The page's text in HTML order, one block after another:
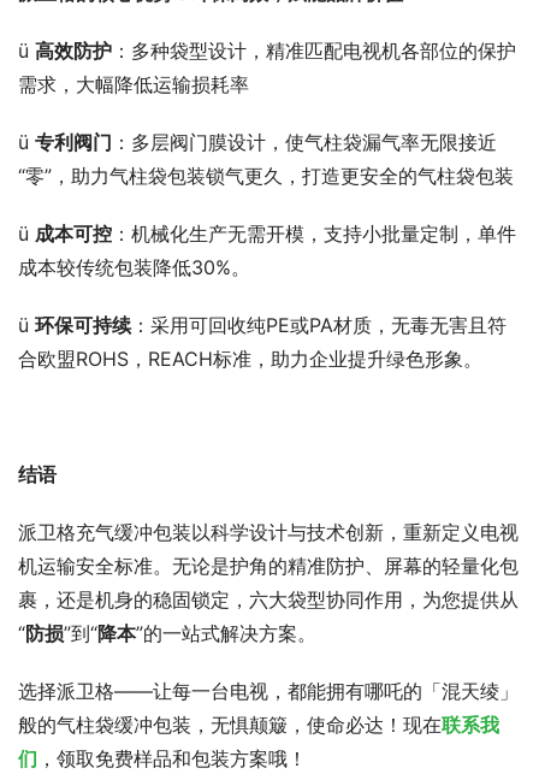
ü 高效防护 ：多种袋型设计，精准匹配电视机各部位的保护
需求，大幅降低运输损耗率
ü 专利阀门 ：多层阀门膜设计，使气柱袋漏气率无限接近
“零”，助力气柱袋包装锁气更久，打造更安全的气柱袋包装
ü 成本可控 ：机械化生产无需开模，支持小批量定制，单件
成本较传统包装降低30%。
ü 环保可持续：采用可回收纯PE或PA材质，无毒无害且符
合欧盟ROHS，REACH标准，助力企业提升绿色形象。
结语
派卫格充气缓冲包装以科学设计与技术创新，重新定义电视
机运输安全标准。无论是护角的精准防护、屏幕的轻量化包
裹，还是机身的稳固锁定，六大袋型协同作用，为您提供从
“防损”到“降本”的一站式解决方案。
选择派卫格——让每一台电视，都能拥有哪吒的「混天绫」
般的气柱袋缓冲包装，无惧颠簸，使命必达！现在联系我
们 ，领取免费样品和包装方案哦！